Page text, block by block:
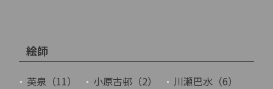
絵師
英泉（11） 小原古邨（2）
川瀬巴水（6）